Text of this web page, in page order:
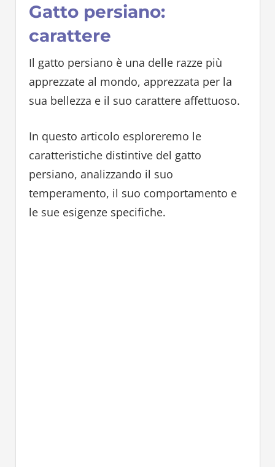
Gatto persiano:
carattere
Il gatto persiano è una delle razze più
apprezzate al mondo, apprezzata per la
sua bellezza e il suo carattere affettuoso.
In questo articolo esploreremo le
caratteristiche distintive del gatto
persiano, analizzando il suo
temperamento, il suo comportamento e
le sue esigenze specifiche.